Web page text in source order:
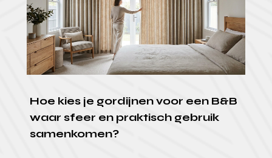
Hoe kies je gordijnen voor een B&B
waar sfeer en praktisch gebruik
samenkomen?